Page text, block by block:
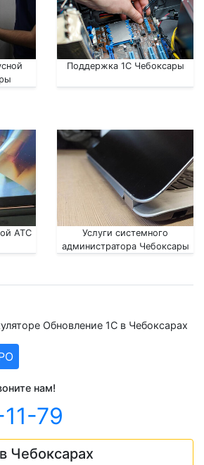
Поддержка 1С Чебоксары
АТС
Услуги системного
администратора Чебоксары
Обновление 1С в Чебоксарах
нам!
79
Чебоксарах